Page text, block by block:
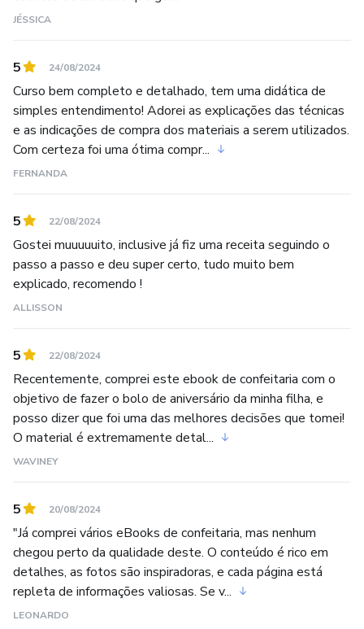
JÉSSICA
5 24/08/2024
Curso bem completo e detalhado, tem uma didática de
simples entendimento! Adorei as explicações das técnicas
e as indicações de compra dos materiais a serem utilizados.
Com certeza foi uma ótima compr...
FERNANDA
5 22/08/2024
Gostei muuuuuito, inclusive já fiz uma receita seguindo o
passo a passo e deu super certo, tudo muito bem
explicado, recomendo !
ALLISSON
5 22/08/2024
Recentemente, comprei este ebook de confeitaria com o
objetivo de fazer o bolo de aniversário da minha filha, e
posso dizer que foi uma das melhores decisões que tomei!
O material é extremamente detal...
WAVINEY
5 20/08/2024
"Já comprei vários eBooks de confeitaria, mas nenhum
chegou perto da qualidade deste. O conteúdo é rico em
detalhes, as fotos são inspiradoras, e cada página está
repleta de informações valiosas. Se v...
LEONARDO